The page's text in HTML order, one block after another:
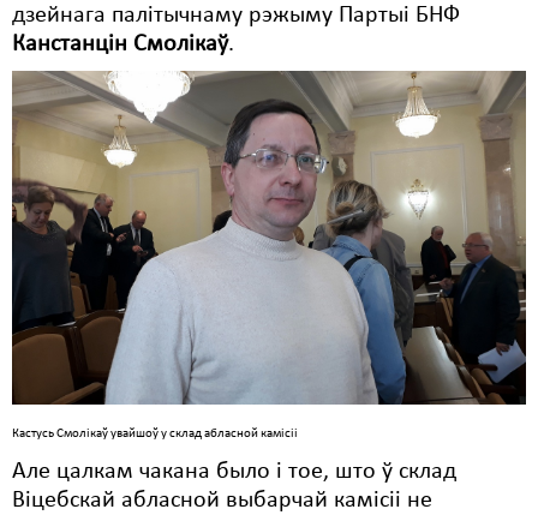
дзейнага палітычнаму рэжыму Партыі БНФ
Канстанцін Смолікаў.
Кастусь Смолікаў увайшоў у склад абласной камісіі
Але цалкам чакана было і тое, што ў склад
Віцебскай абласной выбарчай камісіі не